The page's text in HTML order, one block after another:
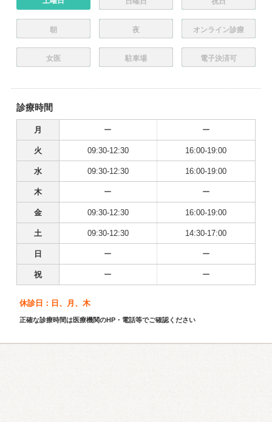
朝 夜 オンライン診療
女医 駐車場 電子決済可
診療時間
月 ー ー
火 09:30-12:30 16:00-19:00
水 09:30-12:30 16:00-19:00
木 ー ー
金 09:30-12:30 16:00-19:00
土 09:30-12:30 14:30-17:00
日 ー ー
祝 ー ー
休診日：日、月、木
正確な診療時間は医療機関のHP・電話等でご確認ください